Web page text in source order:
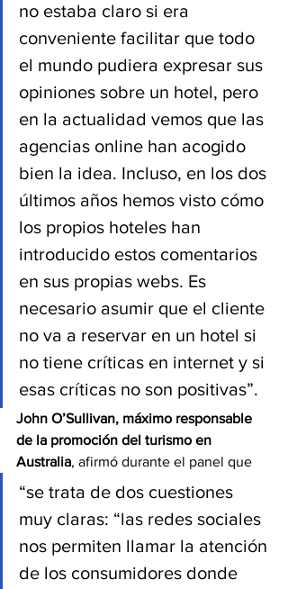
no estaba claro si era
conveniente facilitar que todo
el mundo pudiera expresar sus
opiniones sobre un hotel, pero
en la actualidad vemos que las
agencias online han acogido
bien la idea. Incluso, en los dos
últimos años hemos visto cómo
los propios hoteles han
introducido estos comentarios
en sus propias webs. Es
necesario asumir que el cliente
no va a reservar en un hotel si
no tiene críticas en internet y si
esas críticas no son positivas”.
John O’Sullivan, máximo responsable
de la promoción del turismo en
Australia, afirmó durante el panel que
“se trata de dos cuestiones
muy claras: “las redes sociales
nos permiten llamar la atención
de los consumidores donde